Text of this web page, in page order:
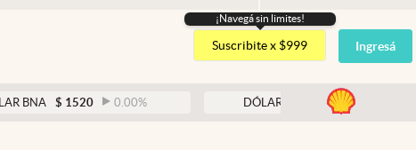
Argentina
España
USA
¡Navegá sin limites!
Suscribite x $999 Ingresá
$ 1520 0.00% DÓLAR BLUE $ 1530 -0.65